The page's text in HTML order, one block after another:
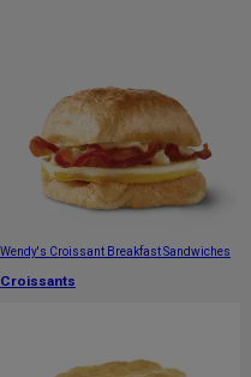
Wendy's Croissant Breakfast Sandwiches
Croissants